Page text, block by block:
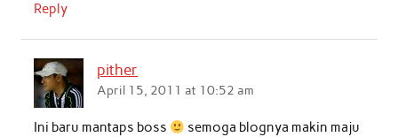
Reply
pither
April 15, 2011 at 10:52 am
Ini baru mantaps boss
semoga blognya makin maju